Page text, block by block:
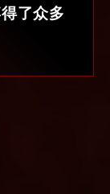
了众多